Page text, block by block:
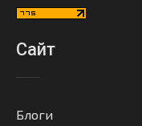
Сайт
Блоги